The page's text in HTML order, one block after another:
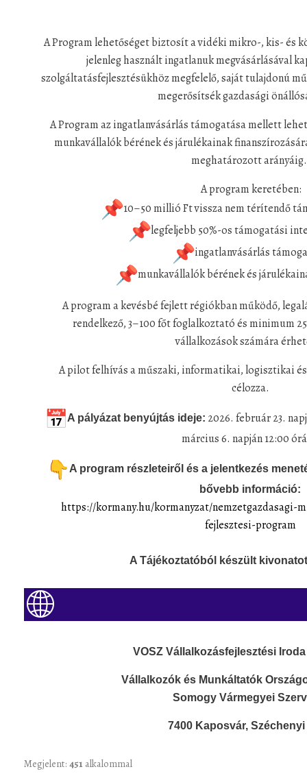
A Program lehetőséget biztosít a vidéki mikro-, kis- és
jelenleg használt ingatlanuk megvásárlásával
szolgáltatásfejlesztésükhöz megfelelő, saját tulajdonú
megerősítsék gazdasági
A Program az ingatlanvásárlás támogatása mellett
munkavállalók bérének és járulékainak
meghatározott
A program keretében:
10–50 millió Ft vissza nem térítendő
legfeljebb 50%-os támogatási
ingatlanvásárlás
munkavállalók bérének és
A program a kevésbé fejlett régiókban működő,
rendelkező, 3–100 főt foglalkoztató és minimum
vállalkozások számára
A pilot felhívás a műszaki, informatikai, logisztikai
célozza.
A pályázat benyújtás ideje: 2026. február 23.
március 6. napján 12:00
A program részleteiről és a jelentkezés
bővebb információ:
https://kormany.hu/kormanyzat/nemzetgazdasagi-
fejlesztesi-program
A Tájékoztatóból készült
VOSZ Vállalkozásfejlesztési
Vállalkozók és Munkáltatók
Somogy Vármegyei
7400 Kaposvár, Széchenyi
Megjelent: 451 alkalommal